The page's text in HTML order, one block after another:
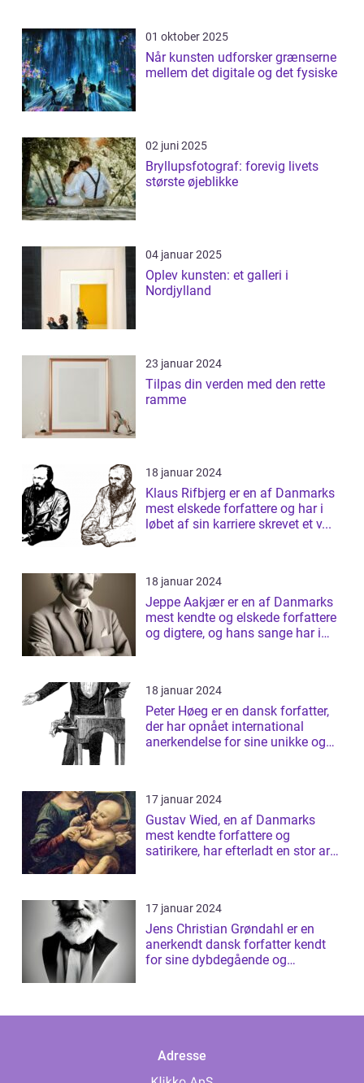
01 oktober 2025
Når kunsten udforsker grænserne
mellem det digitale og det fysiske
02 juni 2025
Bryllupsfotograf: forevig livets
største øjeblikke
04 januar 2025
Oplev kunsten: et galleri i
Nordjylland
23 januar 2024
Tilpas din verden med den rette
ramme
18 januar 2024
Klaus Rifbjerg er en af Danmarks
mest elskede forfattere og har i
løbet af sin karriere skrevet et v...
18 januar 2024
Jeppe Aakjær er en af Danmarks
mest kendte og elskede forfattere
og digtere, og hans sange har i
18 januar 2024
Peter Høeg er en dansk forfatter,
der har opnået international
anerkendelse for sine unikke og
17 januar 2024
Gustav Wied, en af Danmarks
mest kendte forfattere og
satirikere, har efterladt en stor arv
17 januar 2024
Jens Christian Grøndahl er en
anerkendt dansk forfatter kendt
for sine dybdegående og
Adresse